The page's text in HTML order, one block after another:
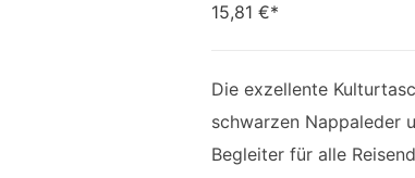
15,81 €*
Die exzellente
schwarzen Nappaleder
Begleiter für alle